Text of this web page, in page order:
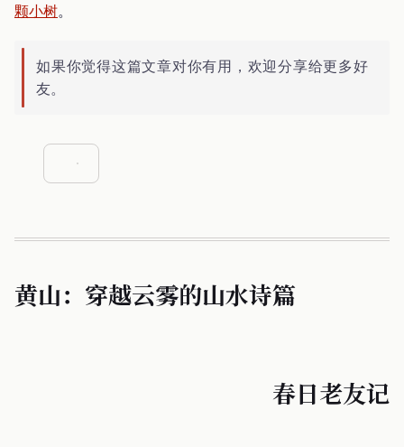
颗小树。
如果你觉得这篇文章对你有用，欢迎分享给更多好
友。
黄山：穿越云雾的山水诗篇
春日老友记